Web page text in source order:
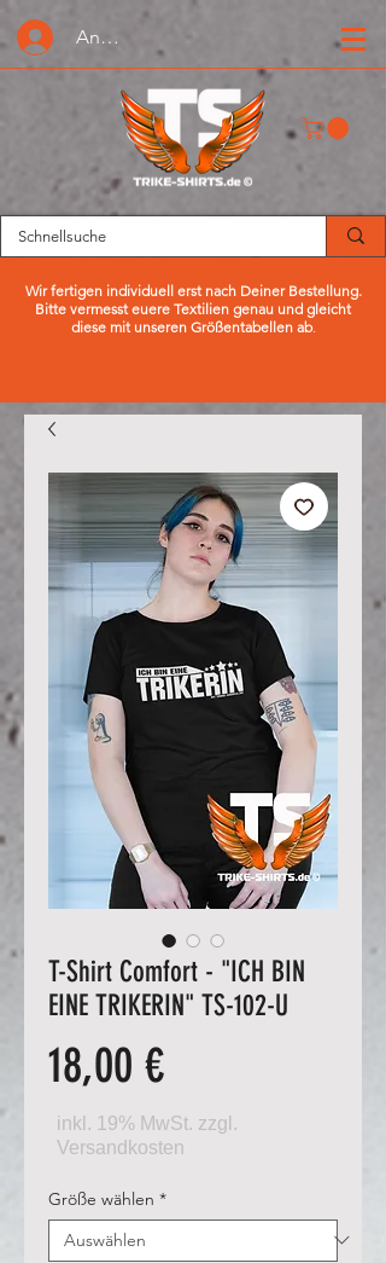
Anmelden oder Registrieren
Wir fertigen individuell erst nach Deiner Bestellung.
Bitte vermesst euere Textilien genau und gleicht
diese mit unseren Größentabellen ab.
T-Shirt Comfort - "ICH BIN
EINE TRIKERIN" TS-102-U
18,00 €Preis
Größe wählen *